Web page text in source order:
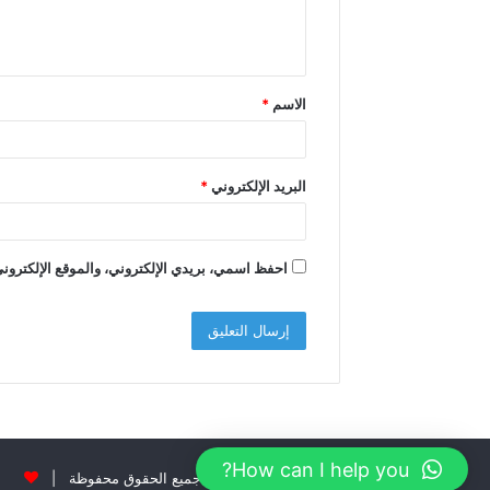
ق
*
الاسم *
البريد الإلكتروني*
احفظ اسمي، بريدي الإلكتروني، والموقع
© حقوق النشر 2026، جميع الحقوق محفوظة |
How can I help you?